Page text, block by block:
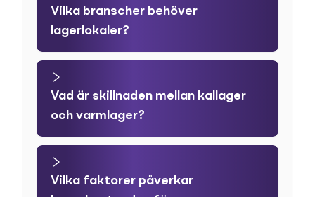
Vilka branscher behöver
lagerlokaler?
Vad är skillnaden mellan kallager
och varmlager?
Vilka faktorer påverkar